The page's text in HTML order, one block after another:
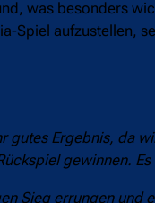
was besonders
Spiel aufzustellen,
gutes Ergebnis, da
gewinnen.
Sieg errungen und